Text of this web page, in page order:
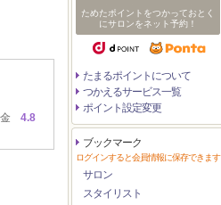
4.8
ためたポイントをつかっておとく
にサロンをネット予約！
たまるポイントについて
つかえるサービス一覧
ポイント設定変更
ブックマーク
ログインすると会員情報に保存できます
サロン
スタイリスト